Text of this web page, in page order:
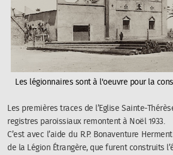
Les légionnaires sont à l'oeuvre pour la
Les premières traces de l’Eglise Sainte-
registres paroissiaux remontent à Noël 1933.
C’est avec l’aide du R.P. Bonaventure
de la Légion Étrangère, que furent construits